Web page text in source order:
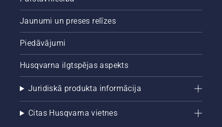
Jaunumi un preses relīzes
Piedāvājumi
Husqvarna ilgtspējas aspekts
Juridiskā produkta informācija
Citas Husqvarna vietnes